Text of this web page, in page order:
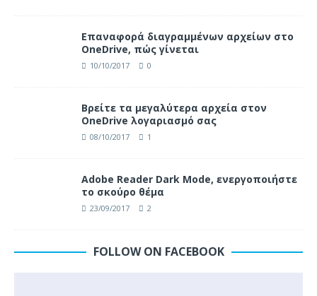
Επαναφορά διαγραμμένων αρχείων στο
OneDrive, πώς γίνεται
10/10/2017 0
Βρείτε τα μεγαλύτερα αρχεία στον
OneDrive λογαριασμό σας
08/10/2017 1
Adobe Reader Dark Mode, ενεργοποιήστε
το σκούρο θέμα
23/09/2017 2
FOLLOW ON FACEBOOK